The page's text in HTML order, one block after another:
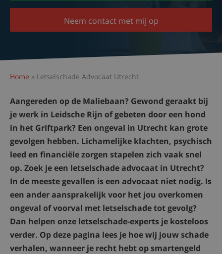
Neem contact met mij op
Home » Letselschade Advocaat Utrecht
Aangereden op de Maliebaan? Gewond geraakt bij
je werk in Leidsche Rijn of gebeten door een hond
in het Griftpark? Een ongeval in Utrecht kan grote
gevolgen hebben. Lichamelijke klachten, psychisch
leed en financiële zorgen stapelen zich vaak snel
op. Zoek je een letselschade advocaat in Utrecht?
In de meeste gevallen is een advocaat niet nodig. Is
een ander aansprakelijk voor het jou overkomen
ongeval of voorval met letselschade tot gevolg?
Dan helpen onze letselschade-experts je kosteloos
verder. Op deze pagina lees je hoe wij jouw schade
verhalen, wanneer je recht hebt op smartengeld